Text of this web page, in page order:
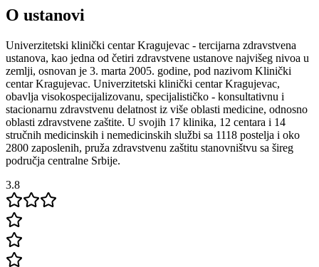
O ustanovi
Univerzitetski klinički centar Kragujevac - tercijarna zdravstvena
ustanova, kao jedna od četiri zdravstvene ustanove najvišeg nivoa u
zemlji, osnovan je 3. marta 2005. godine, pod nazivom Klinički
centar Kragujevac. Univerzitetski klinički centar Kragujevac,
obavlja visokospecijalizovanu, specijalističko - konsultativnu i
stacionarnu zdravstvenu delatnost iz više oblasti medicine, odnosno
oblasti zdravstvene zaštite. U svojih 17 klinika, 12 centara i 14
stručnih medicinskih i nemedicinskih službi sa 1118 postelja i oko
2800 zaposlenih, pruža zdravstvenu zaštitu stanovništvu sa šireg
područja centralne Srbije.
3.8